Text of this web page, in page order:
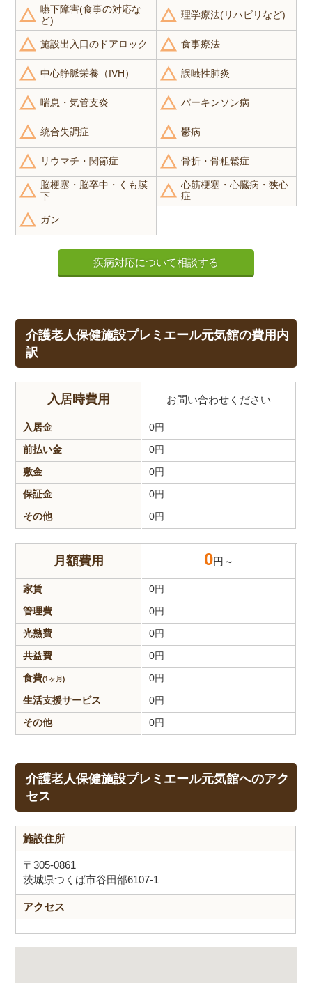
嚥下障害(食事の対応な
ど)
理学療法(リハビリなど)
施設出入口のドアロック 食事療法
中心静脈栄養（IVH） 誤嚥性肺炎
喘息・気管支炎 パーキンソン病
統合失調症 鬱病
リウマチ・関節症 骨折・骨粗鬆症
脳梗塞・脳卒中・くも膜
下
心筋梗塞・心臓病・狭心
症
ガン
疾病対応について相談する
介護老人保健施設プレミエール元気館の費用内
訳
入居時費用 お問い合わせください
入居金
前払い金
敷金
保証金
その他
0円
0円
0円
0円
0円
月額費用 0円～
家賃
管理費
光熱費
共益費
食費(1ヶ月)
生活支援サービス
その他
0円
0円
0円
0円
0円
0円
0円
介護老人保健施設プレミエール元気館へのアク
セス
施設住所
〒305-0861
茨城県つくば市谷田部6107-1
アクセス